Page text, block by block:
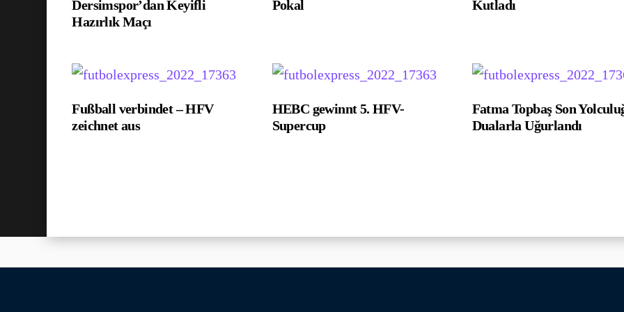
Dersimspor’dan Keyifli
Hazırlık Maçı
Pokal Kutladı
Fußball verbindet – HFV
zeichnet aus
HEBC gewinnt 5. HFV-
Supercup
Fatma Topbaş Son
Dualarla Uğurlandı